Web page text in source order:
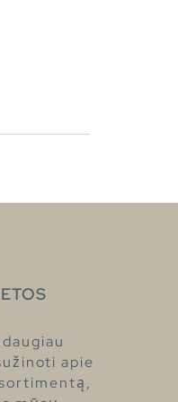
apie